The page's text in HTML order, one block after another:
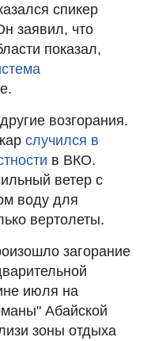
спикер
заявил, что
показал,
возгорания.
случился в
в ВКО.
ветер с
воду для
вертолеты.
загорание
июля на
Абайской
зоны отдыха